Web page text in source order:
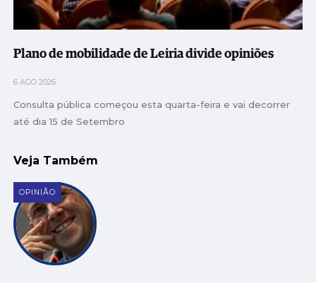
Plano de mobilidade de Leiria divide opiniões
6 AGO 2026
Consulta pública começou esta quarta-feira e vai decorrer
até dia 15 de Setembro
Veja Também
OPINIÃO